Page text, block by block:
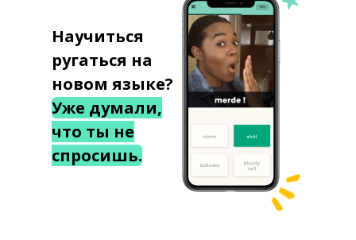
Научиться
ругаться на
новом языке?
Уже думали,
что ты не
спросишь.